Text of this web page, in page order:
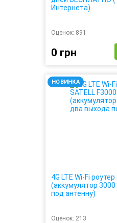
Интернета)
Оценок: 891
0 грн
НОВИНКА
4G LTE Wi-Fi
(аккумулятор
под антенну)
Оценок: 213